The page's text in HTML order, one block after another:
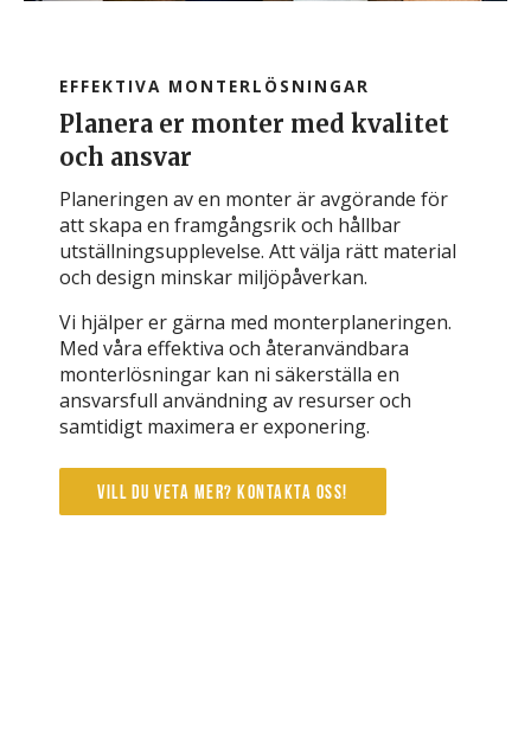
EFFEKTIVA MONTERLÖSNINGAR
Planera er monter med kvalitet
och ansvar
Planeringen av en monter är avgörande för
att skapa en framgångsrik och hållbar
utställningsupplevelse. Att välja rätt material
och design minskar miljöpåverkan.
Vi hjälper er gärna med monterplaneringen.
Med våra effektiva och återanvändbara
monterlösningar kan ni säkerställa en
ansvarsfull användning av resurser och
samtidigt maximera er exponering.
Vill du veta mer? Kontakta oss!